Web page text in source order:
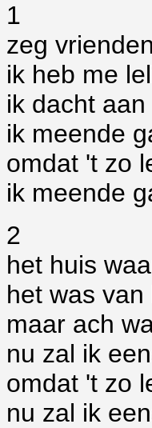
1
zeg
ik heb me
ik dacht
ik meende
omdat 't zo
ik meende
2
het huis
het was
maar ach
nu zal ik
omdat 't zo
nu zal ik